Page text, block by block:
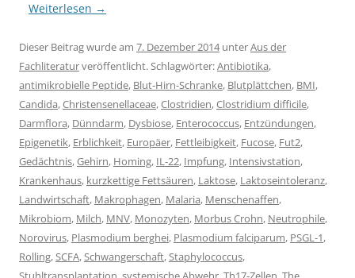
Weiterlesen →
Dieser Beitrag wurde am 7. Dezember 2014unterAus der
Fachliteraturveröffentlicht. Schlagwörter:Antibiotika,
antimikrobielle Peptide, Blut-Hirn-Schranke, Blutplättchen, BMI,
Candida,Christensenellaceae,Clostridien,Clostridium difficile,
Darmflora, Dünndarm, Dysbiose, Enterococcus, Entzündungen,
Epigenetik, Erblichkeit, Europäer, Fettleibigkeit, Fucose, Fut2,
Gedächtnis,Gehirn, Homing, IL-22, Impfung, Intensivstation,
Krankenhaus, kurzkettige Fettsäuren, Laktose, Laktoseintoleranz,
Landwirtschaft, Makrophagen, Malaria, Menschenaffen,
Mikrobiom, Milch, MNV, Monozyten, Morbus Crohn, Neutrophile,
Norovirus, Plasmodium berghei, Plasmodium falciparum, PSGL-1,
Rolling,SCFA,Schwangerschaft,Staphylococcus,